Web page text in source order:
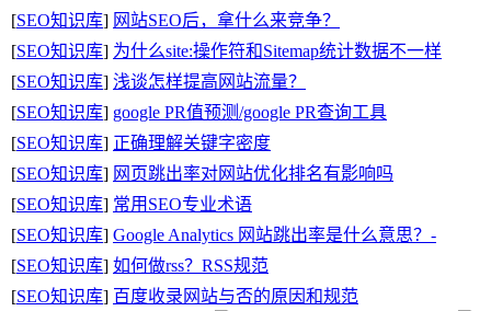
[SEO知识库] 网站SEO后，拿什么来竞争？
[SEO知识库] 为什么site:操作符和Sitemap统计数据不一样
[SEO知识库] 浅谈怎样提高网站流量？
[SEO知识库] google PR值预测/google PR查询工具
[SEO知识库] 正确理解关键字密度
[SEO知识库] 网页跳出率对网站优化排名有影响吗
[SEO知识库] 常用SEO专业术语
[SEO知识库] Google Analytics 网站跳出率是什么意思？-
[SEO知识库] 如何做rss？RSS规范
[SEO知识库] 百度收录网站与否的原因和规范